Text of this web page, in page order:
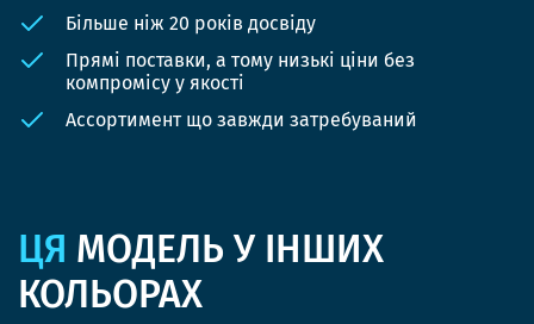
Більше ніж 20 років досвіду
Прямі поставки, а тому низькі ціни без
компромісу у якості
Ассортимент що завжди затребуваний
ЦЯ МОДЕЛЬ У ІНШИХ
КОЛЬОРАХ